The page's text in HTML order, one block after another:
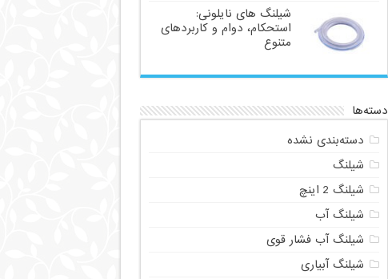
شیلنگ های نایلونی:
استحکام، دوام و کاربردهای
متنوع
دسته‌ها
دسته‌بندی نشده
شیلنگ
شیلنگ 2 اینچ
شیلنگ آب
شیلنگ آب فشار قوی
شیلنگ آبیاری